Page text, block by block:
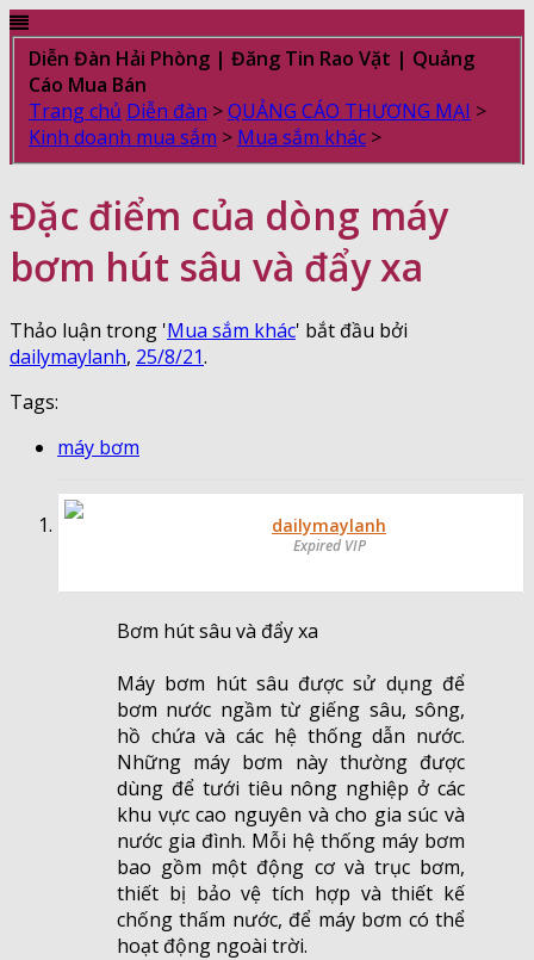
Diễn Đàn Hải Phòng | Đăng Tin Rao Vặt | Quảng
Cáo Mua Bán
Trang chủ Diễn đàn >QUẢNG CÁO THƯƠNG MẠI >
Kinh doanh mua sắm > Mua sắm khác >
Đặc điểm của dòng máy
bơm hút sâu và đẩy xa
Thảo luận trong 'Mua sắm khác' bắt đầu bởi
dailymaylanh, 25/8/21.
Tags:
máy bơm
dailymaylanh
Expired VIP
Bơm hút sâu và đẩy xa
Máy bơm hút sâu được sử dụng để
bơm nước ngầm từ giếng sâu, sông,
hồ chứa và các hệ thống dẫn nước.
Những máy bơm này thường được
dùng để tưới tiêu nông nghiệp ở các
khu vực cao nguyên và cho gia súc và
nước gia đình. Mỗi hệ thống máy bơm
bao gồm một động cơ và trục bơm,
thiết bị bảo vệ tích hợp và thiết kế
chống thấm nước, để máy bơm có thể
hoạt động ngoài trời.